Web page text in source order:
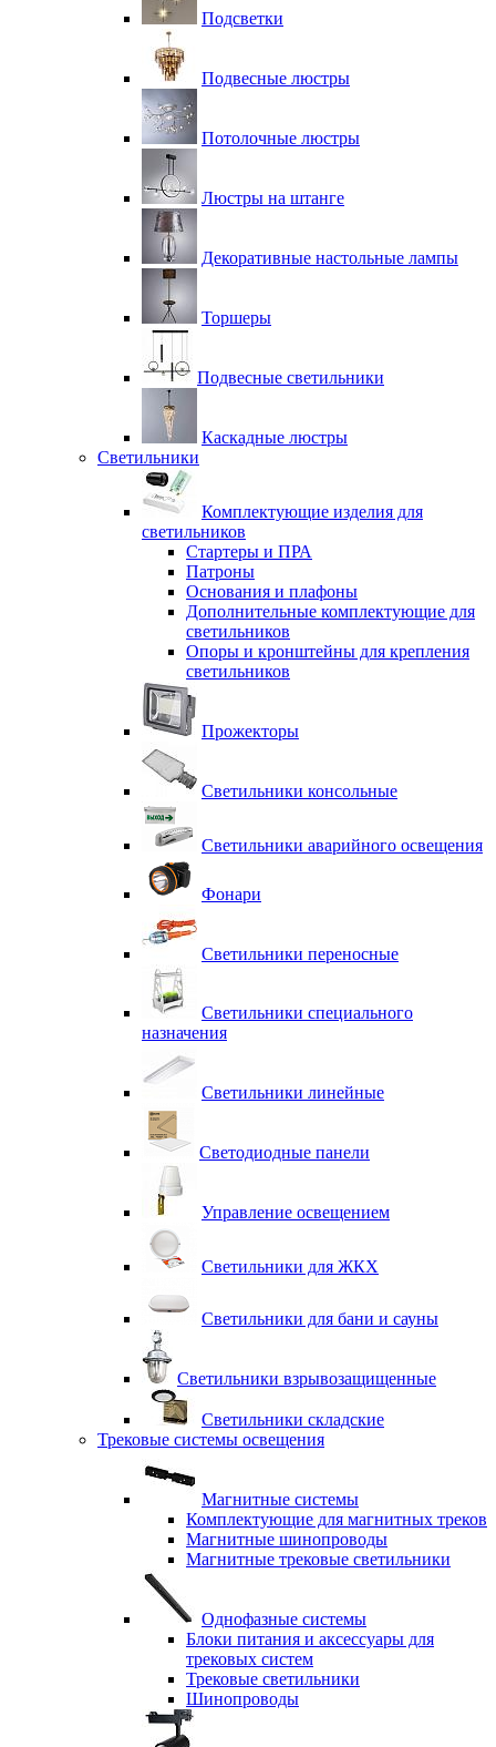
Подсветки
Подвесные люстры
Потолочные люстры
Люстры на штанге
Декоративные настольные лампы
Торшеры
Подвесные светильники
Каскадные люстры
Светильники
Комплектующие изделия для
светильников
Стартеры и ПРА
Патроны
Основания и плафоны
Дополнительные комплектующие для
светильников
Опоры и кронштейны для крепления
светильников
Прожекторы
Светильники консольные
Светильники аварийного освещения
Фонари
Светильники переносные
Светильники специального
назначения
Светильники линейные
Светодиодные панели
Управление освещением
Светильники для ЖКХ
Светильники для бани и сауны
Светильники взрывозащищенные
Светильники складские
Трековые системы освещения
Магнитные системы
Комплектующие для магнитных треков
Магнитные шинопроводы
Магнитные трековые светильники
Однофазные системы
Блоки питания и аксессуары для
трековых систем
Трековые светильники
Шинопроводы